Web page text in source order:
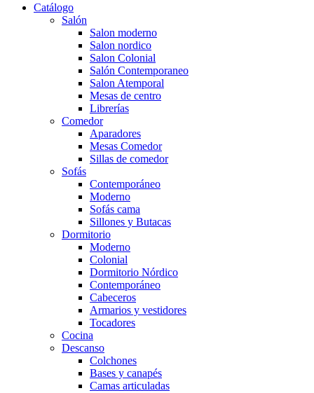
Catálogo
Salón
Salon moderno
Salon nordico
Salon Colonial
Salón Contemporaneo
Salon Atemporal
Mesas de centro
Librerías
Comedor
Aparadores
Mesas Comedor
Sillas de comedor
Sofás
Contemporáneo
Moderno
Sofás cama
Sillones y Butacas
Dormitorio
Moderno
Colonial
Dormitorio Nórdico
Contemporáneo
Cabeceros
Armarios y vestidores
Tocadores
Cocina
Descanso
Colchones
Bases y canapés
Camas articuladas